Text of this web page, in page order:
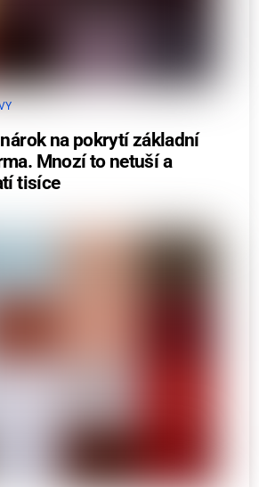
na pokrytí základní
Mnozí to netuší a
tisíce